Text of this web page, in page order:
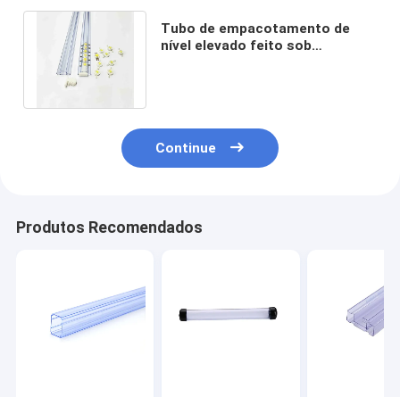
Tubo de empacotamento de
nível elevado feito sob
Continue
Produtos Recomendados